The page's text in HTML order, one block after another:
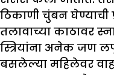
ठिकाणी चुंबन घेण्याची
तलावाच्या काठावर
स्त्रियांना अनेक जण
बसलेल्या महिलेवर